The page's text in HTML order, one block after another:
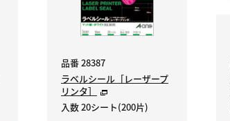
品番 28387
ラベルシール［レーザープ
リンタ］
入数 20シート(200片)